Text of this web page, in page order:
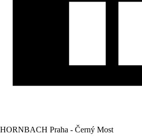
HORNBACH Praha - Černý Most